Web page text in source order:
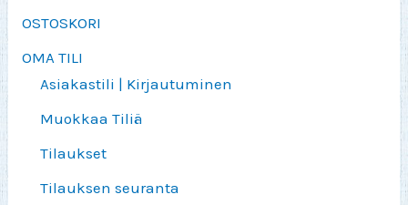
OSTOSKORI
OMA TILI
Asiakastili | Kirjautuminen
Muokkaa Tiliä
Tilaukset
Tilauksen seuranta